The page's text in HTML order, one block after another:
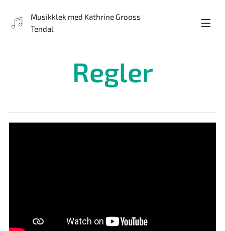
Musikklek med Kathrine Grooss
Tendal
Regler